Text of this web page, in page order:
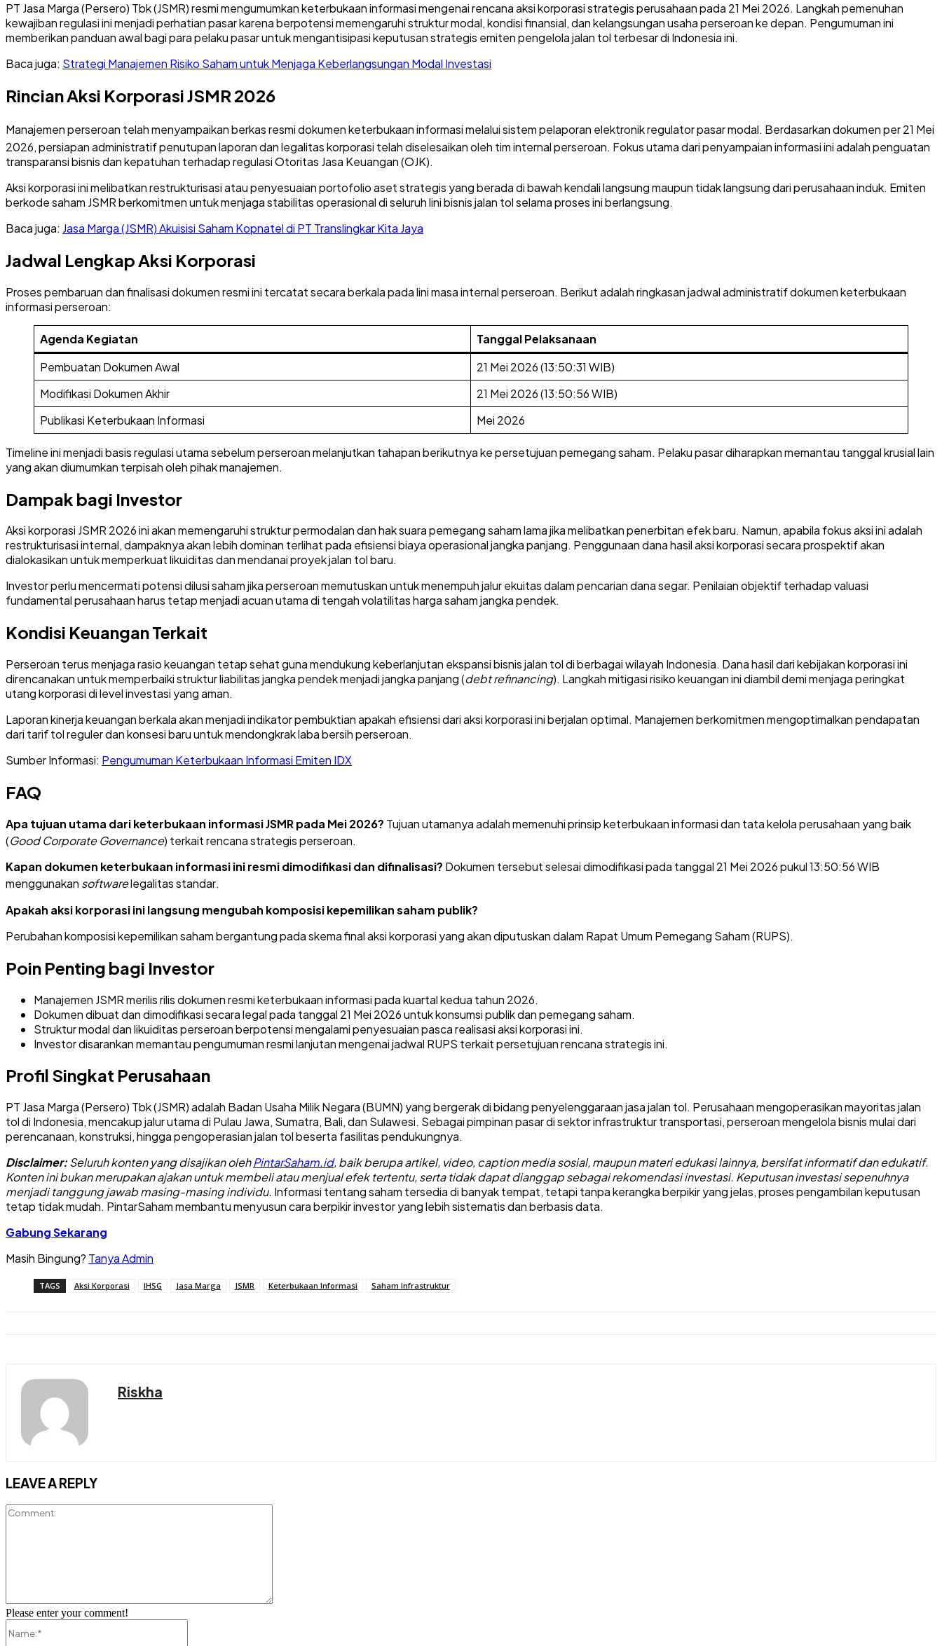
PT Jasa Marga (Persero) Tbk (JSMR) resmi mengumumkan keterbukaan informasi mengenai rencana aksi korporasi strategis perusahaan pada 21 Mei 2026. Langkah pemenuhan
kewajiban regulasi ini menjadi perhatian pasar karena berpotensi memengaruhi struktur modal, kondisi finansial, dan kelangsungan usaha perseroan ke depan. Pengumuman ini
memberikan panduan awal bagi para pelaku pasar untuk mengantisipasi keputusan strategis emiten pengelola jalan tol terbesar di Indonesia ini.
Baca juga: Strategi Manajemen Risiko Saham untuk Menjaga Keberlangsungan Modal Investasi
Rincian Aksi Korporasi JSMR 2026
Manajemen perseroan telah menyampaikan berkas resmi dokumen keterbukaan informasi melalui sistem pelaporan elektronik regulator pasar modal. Berdasarkan dokumen per 21 Mei
2026, persiapan administratif penutupan laporan dan legalitas korporasi telah diselesaikan oleh tim internal perseroan. Fokus utama dari penyampaian informasi ini adalah penguatan
transparansi bisnis dan kepatuhan terhadap regulasi Otoritas Jasa Keuangan (OJK).
Aksi korporasi ini melibatkan restrukturisasi atau penyesuaian portofolio aset strategis yang berada di bawah kendali langsung maupun tidak langsung dari perusahaan induk. Emiten
berkode saham JSMR berkomitmen untuk menjaga stabilitas operasional di seluruh lini bisnis jalan tol selama proses ini berlangsung.
Baca juga: Jasa Marga (JSMR) Akuisisi Saham Kopnatel di PT Translingkar Kita Jaya
Jadwal Lengkap Aksi Korporasi
Proses pembaruan dan finalisasi dokumen resmi ini tercatat secara berkala pada lini masa internal perseroan. Berikut adalah ringkasan jadwal administratif dokumen keterbukaan
informasi perseroan:
Agenda Kegiatan
Tanggal Pelaksanaan
Pembuatan Dokumen Awal
21 Mei 2026 (13:50:31 WIB)
Modifikasi Dokumen Akhir
21 Mei 2026 (13:50:56 WIB)
Publikasi Keterbukaan Informasi
Mei 2026
Timeline ini menjadi basis regulasi utama sebelum perseroan melanjutkan tahapan berikutnya ke persetujuan pemegang saham. Pelaku pasar diharapkan memantau tanggal krusial lain
yang akan diumumkan terpisah oleh pihak manajemen.
Dampak bagi Investor
Aksi korporasi JSMR 2026 ini akan memengaruhi struktur permodalan dan hak suara pemegang saham lama jika melibatkan penerbitan efek baru. Namun, apabila fokus aksi ini adalah
restrukturisasi internal, dampaknya akan lebih dominan terlihat pada efisiensi biaya operasional jangka panjang. Penggunaan dana hasil aksi korporasi secara prospektif akan
dialokasikan untuk memperkuat likuiditas dan mendanai proyek jalan tol baru.
Investor perlu mencermati potensi dilusi saham jika perseroan memutuskan untuk menempuh jalur ekuitas dalam pencarian dana segar. Penilaian objektif terhadap valuasi
fundamental perusahaan harus tetap menjadi acuan utama di tengah volatilitas harga saham jangka pendek.
Kondisi Keuangan Terkait
Perseroan terus menjaga rasio keuangan tetap sehat guna mendukung keberlanjutan ekspansi bisnis jalan tol di berbagai wilayah Indonesia. Dana hasil dari kebijakan korporasi ini
direncanakan untuk memperbaiki struktur liabilitas jangka pendek menjadi jangka panjang (debt refinancing). Langkah mitigasi risiko keuangan ini diambil demi menjaga peringkat
utang korporasi di level investasi yang aman.
Laporan kinerja keuangan berkala akan menjadi indikator pembuktian apakah efisiensi dari aksi korporasi ini berjalan optimal. Manajemen berkomitmen mengoptimalkan pendapatan
dari tarif tol reguler dan konsesi baru untuk mendongkrak laba bersih perseroan.
Sumber Informasi: Pengumuman Keterbukaan Informasi Emiten IDX
FAQ
Apa tujuan utama dari keterbukaan informasi JSMR pada Mei 2026? Tujuan utamanya adalah memenuhi prinsip keterbukaan informasi dan tata kelola perusahaan yang baik
(Good Corporate Governance) terkait rencana strategis perseroan.
Kapan dokumen keterbukaan informasi ini resmi dimodifikasi dan difinalisasi? Dokumen tersebut selesai dimodifikasi pada tanggal 21 Mei 2026 pukul 13:50:56 WIB
menggunakan softwarelegalitas standar.
Apakah aksi korporasi ini langsung mengubah komposisi kepemilikan saham publik?
Perubahan komposisi kepemilikan saham bergantung pada skema final aksi korporasi yang akan diputuskan dalam Rapat Umum Pemegang Saham (RUPS).
Poin Penting bagi Investor
Manajemen JSMR merilis rilis dokumen resmi keterbukaan informasi pada kuartal kedua tahun 2026.
Dokumen dibuat dan dimodifikasi secara legal pada tanggal 21 Mei 2026 untuk konsumsi publik dan pemegang saham.
Struktur modal dan likuiditas perseroan berpotensi mengalami penyesuaian pasca realisasi aksi korporasi ini.
Investor disarankan memantau pengumuman resmi lanjutan mengenai jadwal RUPS terkait persetujuan rencana strategis ini.
Profil Singkat Perusahaan
PT Jasa Marga (Persero) Tbk (JSMR) adalah Badan Usaha Milik Negara (BUMN) yang bergerak di bidang penyelenggaraan jasa jalan tol. Perusahaan mengoperasikan mayoritas jalan
tol di Indonesia, mencakup jalur utama di Pulau Jawa, Sumatra, Bali, dan Sulawesi. Sebagai pimpinan pasar di sektor infrastruktur transportasi, perseroan mengelola bisnis mulai dari
perencanaan, konstruksi, hingga pengoperasian jalan tol beserta fasilitas pendukungnya.
Disclaimer:Seluruh konten yang disajikan olehPintarSaham.id, baik berupa artikel, video, caption media sosial, maupun materi edukasi lainnya, bersifat informatif dan edukatif.
Konten ini bukan merupakan ajakan untuk membeli atau menjual efek tertentu, serta tidak dapat dianggap sebagai rekomendasi investasi. Keputusan investasi sepenuhnya
menjadi tanggung jawab masing-masing individu. Informasi tentang saham tersedia di banyak tempat, tetapi tanpa kerangka berpikir yang jelas, proses pengambilan keputusan
tetap tidak mudah. PintarSaham membantu menyusun cara berpikir investor yang lebih sistematis dan berbasis data.
Gabung Sekarang
Masih Bingung? Tanya Admin
TAGS Aksi Korporasi IHSG Jasa Marga JSMR Keterbukaan Informasi Saham Infrastruktur
Riskha
LEAVE A REPLY
Please enter your comment!